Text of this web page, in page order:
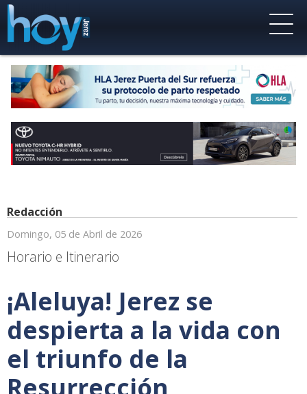
Redacción
Domingo, 05 de Abril de 2026
Horario e Itinerario
¡Aleluya! Jerez se
despierta a la vida con
el triunfo de la